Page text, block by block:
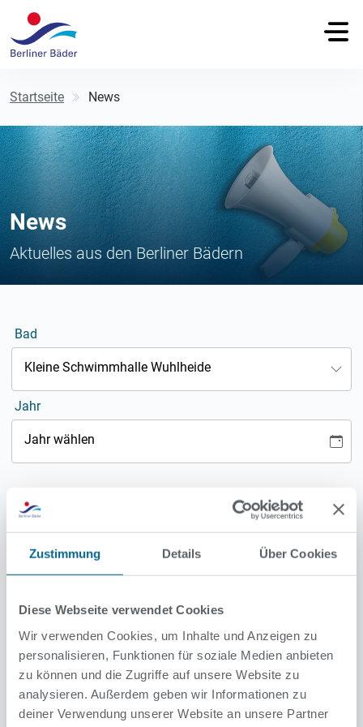
Zustimmung Details Über Cookies
Diese Webseite verwendet Cookies
Wir verwenden Cookies, um Inhalte und Anzeigen zu
personalisieren, Funktionen für soziale Medien anbieten
zu können und die Zugriffe auf unsere Website zu
analysieren. Außerdem geben wir Informationen zu
deiner Verwendung unserer Website an unsere Partner
Startseite News
News
Aktuelles aus den Berliner Bädern
Bad
Kleine Schwimmhalle Wuhlheide
Jahr
Jahr wählen